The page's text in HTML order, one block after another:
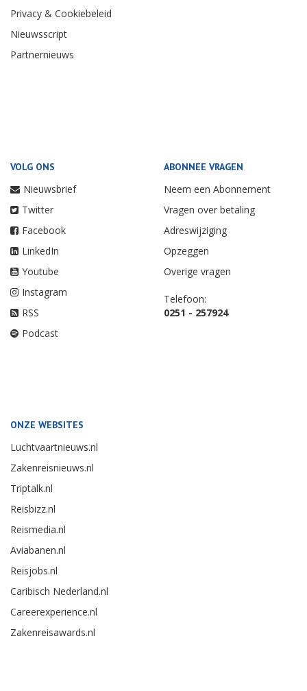
Privacy & Cookiebeleid
Nieuwsscript
Partnernieuws
VOLG ONS
Nieuwsbrief
Twitter
Facebook
LinkedIn
Youtube
Instagram
RSS
Podcast
ABONNEE VRAGEN
Neem een Abonnement
Vragen over betaling
Adreswijziging
Opzeggen
Overige vragen
Telefoon:
0251 - 257924
ONZE WEBSITES
Luchtvaartnieuws.nl
Zakenreisnieuws.nl
Triptalk.nl
Reisbizz.nl
Reismedia.nl
Aviabanen.nl
Reisjobs.nl
Caribisch Nederland.nl
Careerexperience.nl
Zakenreisawards.nl